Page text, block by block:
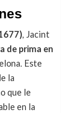
, Jacint
de prima en
Este
la
que le
en la